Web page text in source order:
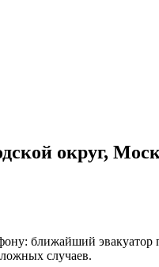
округ,
ближайший эвакуатор
случаев.